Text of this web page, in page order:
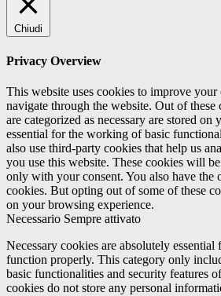
Chiudi
Privacy Overview
This website uses cookies to improve
navigate through the website. Out of these
are categorized as necessary are stored on
essential for the working of basic
also use third-party cookies that help us
you use this website. These cookies will
only with your consent. You also have the
cookies. But opting out of some of these
on your browsing experience.
Necessario Sempre attivato
Necessary cookies are absolutely essential
function properly. This category only
basic functionalities and security features
cookies do not store any personal